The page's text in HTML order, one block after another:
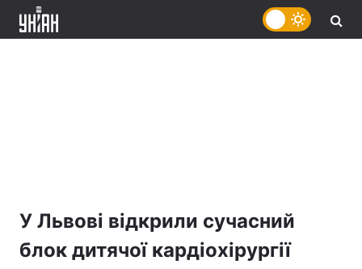
У Львові відкрили сучасний
блок дитячої кардіохірургії